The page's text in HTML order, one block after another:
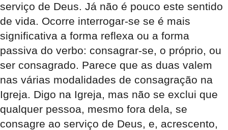
serviço de Deus. Já não é pouco este sentido
de vida. Ocorre interrogar-se se é mais
significativa a forma reflexa ou a forma
passiva do verbo: consagrar-se, o próprio, ou
ser consagrado. Parece que as duas valem
nas várias modalidades de consagração na
Igreja. Digo na Igreja, mas não se exclui que
qualquer pessoa, mesmo fora dela, se
consagre ao serviço de Deus, e, acrescento,